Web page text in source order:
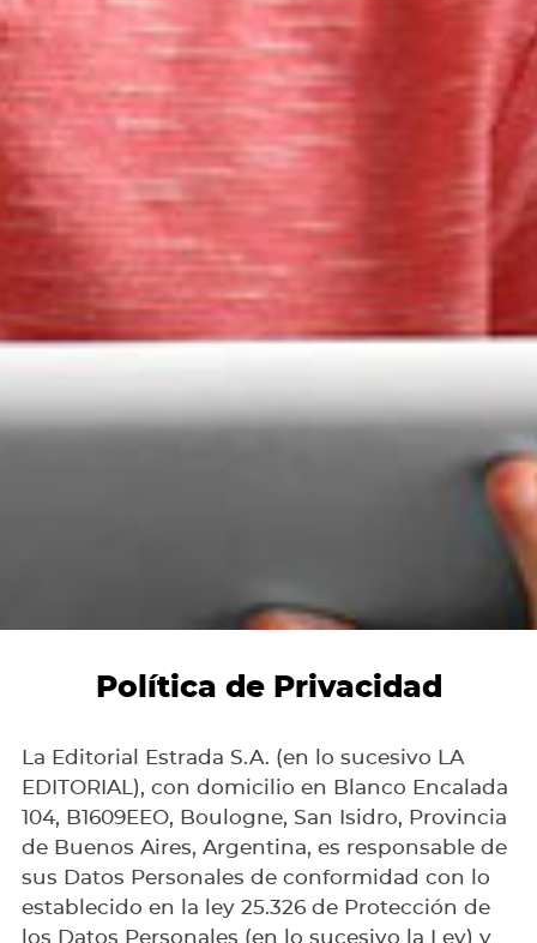
Política de Privacidad
La Editorial Estrada S.A. (en lo sucesivo LA
EDITORIAL), con domicilio en Blanco Encalada
104, B1609EEO, Boulogne, San Isidro, Provincia
de Buenos Aires, Argentina, es responsable de
sus Datos Personales de conformidad con lo
establecido en la ley 25.326 de Protección de
los Datos Personales (en lo sucesivo la Ley) y